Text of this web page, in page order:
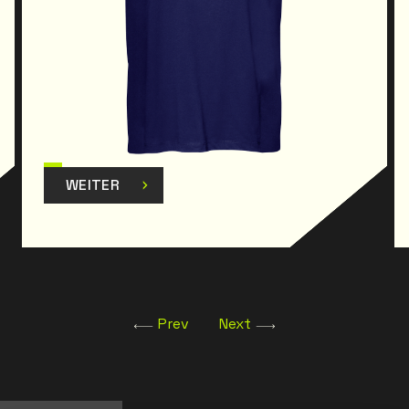
WEITER
Prev Next